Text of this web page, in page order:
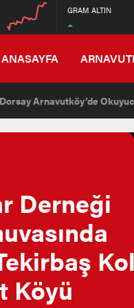
GRAM ALTIN
ANASAYFA
Yapılmak İstenen Lojistik
Derneği
Köyü